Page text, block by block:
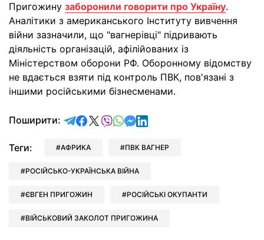
Пригожину заборонили говорити про Україну.
Аналітики з американського Інституту вивчення
війни зазначили, що "вагнерівці" підривають
діяльність організацій, афілійованих із
Міністерством оборони РФ. Оборонному відомству
не вдається взяти під контроль ПВК, пов'язані з
іншими російськими бізнесменами.
Поширити: відправити у Telegram
поділитись у Facebook
поділитись у X
відправити у Viber
відправити у Whatsapp
відправити у Messenger
відправити у LinkedIn
Теги: АФРИКА ПВК ВАГНЕР
РОСІЙСЬКО-УКРАЇНСЬКА ВІЙНА
ЄВГЕН ПРИГОЖИН РОСІЙСЬКІ ОКУПАНТИ
ВІЙСЬКОВИЙ ЗАКОЛОТ ПРИГОЖИНА